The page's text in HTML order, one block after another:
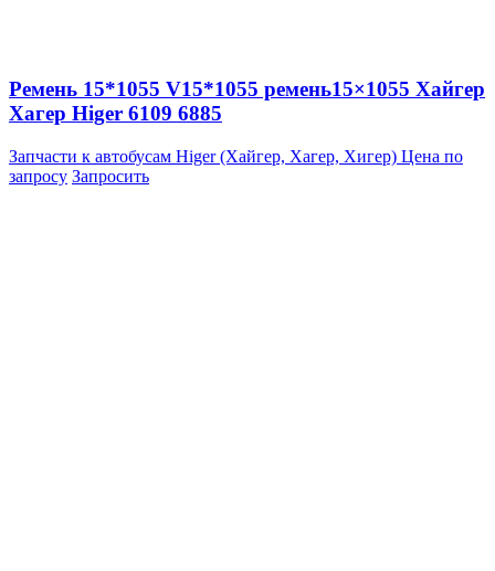
Ремень 15*1055 V15*1055 ремень15×1055 Хайгер
Хагер Higer 6109 6885
Запчасти к автобусам Higer (Хайгер, Хагер, Хигер) Цена по
запросу Запросить